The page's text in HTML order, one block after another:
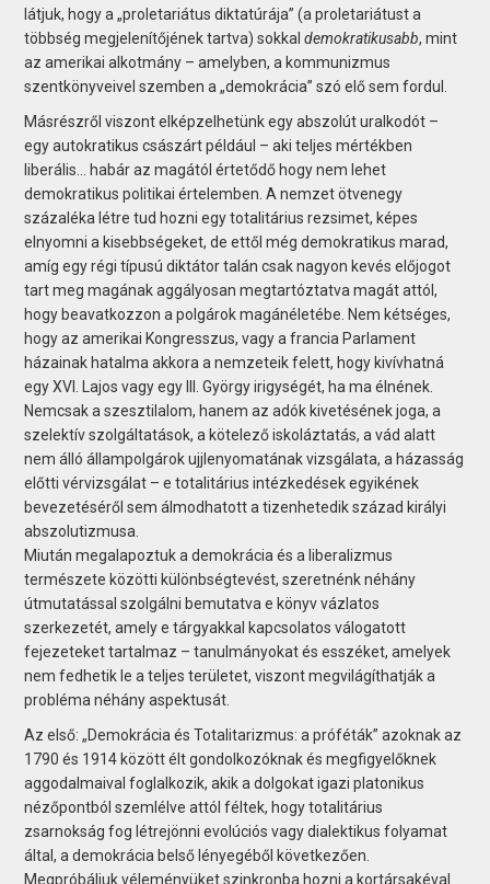
látjuk, hogy a „proletariátus diktatúrája” (a proletariátust a
többség megjelenítőjének tartva) sokkaldemokratikusabb, mint
az amerikai alkotmány – amelyben, a kommunizmus
szentkönyveivel szemben a „demokrácia” szó elő sem fordul.
Másrészről viszont elképzelhetünk egy abszolút uralkodót –
egy autokratikus császárt például – aki teljes mértékben
liberális… habár az magától értetődő hogy nem lehet
demokratikus politikai értelemben. A nemzet ötvenegy
százaléka létre tud hozni egy totalitárius rezsimet, képes
elnyomni a kisebbségeket, de ettől még demokratikus marad,
amíg egy régi típusú diktátor talán csak nagyon kevés előjogot
tart meg magának aggályosan megtartóztatva magát attól,
hogy beavatkozzon a polgárok magánéletébe. Nem kétséges,
hogy az amerikai Kongresszus, vagy a francia Parlament
házainak hatalma akkora a nemzeteik felett, hogy kivívhatná
egy XVI. Lajos vagy egy III. György irigységét, ha ma élnének.
Nemcsak a szesztilalom, hanem az adók kivetésének joga, a
szelektív szolgáltatások, a kötelező iskoláztatás, a vád alatt
nem álló állampolgárok ujjlenyomatának vizsgálata, a házasság
előtti vérvizsgálat – e totalitárius intézkedések egyikének
bevezetéséről sem álmodhatott a tizenhetedik század királyi
abszolutizmusa.
Miután megalapoztuk a demokrácia és a liberalizmus
természete közötti különbségtevést, szeretnénk néhány
útmutatással szolgálni bemutatva e könyv vázlatos
szerkezetét, amely e tárgyakkal kapcsolatos válogatott
fejezeteket tartalmaz – tanulmányokat és esszéket, amelyek
nem fedhetik le a teljes területet, viszont megvilágíthatják a
probléma néhány aspektusát.
Az első: „Demokrácia és Totalitarizmus: a próféták” azoknak az
1790 és 1914 között élt gondolkozóknak és megfigyelőknek
aggodalmaival foglalkozik, akik a dolgokat igazi platonikus
nézőpontból szemlélve attól féltek, hogy totalitárius
zsarnokság fog létrejönni evolúciós vagy dialektikus folyamat
által, a demokrácia belső lényegéből következően.
Megpróbáljuk véleményüket szinkronba hozni a kortársakéval